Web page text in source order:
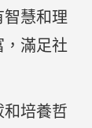
慧和理
滿足社
培養哲